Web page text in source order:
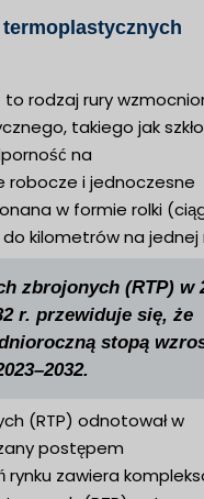
rodzaj rury
takiego jak
na
robocze i jednoczesne
w formie rolki
kilometrów na jednej
zbrojonych (RTP) w
r. przewiduje się, że
stopą
(RTP) odnotował w
postępem
zawiera